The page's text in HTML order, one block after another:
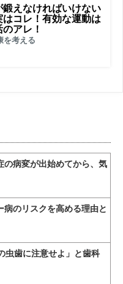
鍛えなければいけない
はコレ！有効な運動は
アレ！
を考える
の病変が出始めてから、気
のリスクを高める理由と
虫歯に注意せよ」と歯科